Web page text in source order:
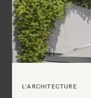
L'ARCHITECTURE